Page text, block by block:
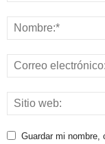
Guardar mi nombre,